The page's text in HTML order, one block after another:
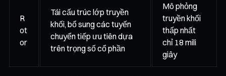
R
ot
or
Tái cấu trúc lớp truyền
khối, bổ sung các tuyến
chuyển tiếp ưu tiên dựa
trên trọng số cổ phần
Mô phỏng
truyền khối
thấp nhất
chỉ 18 mili
giây